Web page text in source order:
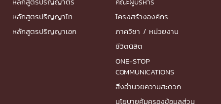
หลักสูตรปริญญาโท
หลักสูตรปริญญาเอก
โครงสร้างองค์กร
ภาควิชา / หน่วยงาน
ชีวิตนิสิต
ONE-STOP
COMMUNICATIONS
สิ่งอำนวยความสะดวก
นโยบายคุ้มครองข้อมูลส่วน